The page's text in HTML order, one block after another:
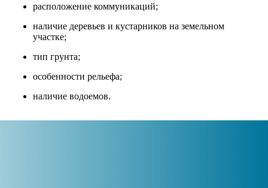
расположение коммуникаций;
наличие деревьев и кустарников на земельном
участке;
тип грунта;
особенности рельефа;
наличие водоемов.